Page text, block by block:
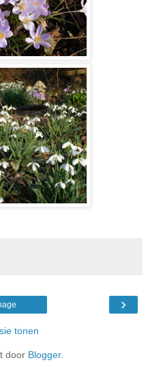
›
tonen
door Blogger.